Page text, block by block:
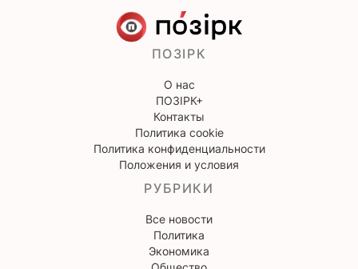
ПОЗІРК
О нас
ПОЗІРК+
Контакты
Политика cookie
Политика конфиденциальности
Положения и условия
РУБРИКИ
Все новости
Политика
Экономика